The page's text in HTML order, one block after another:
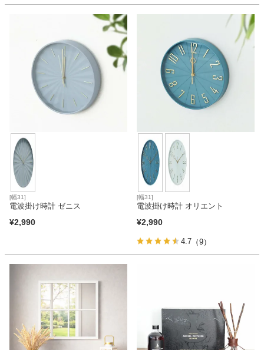
[幅31]
電波掛け時計 ゼニス
¥2,990
[幅31]
電波掛け時計 オリエント
¥2,990
4.7 （9）